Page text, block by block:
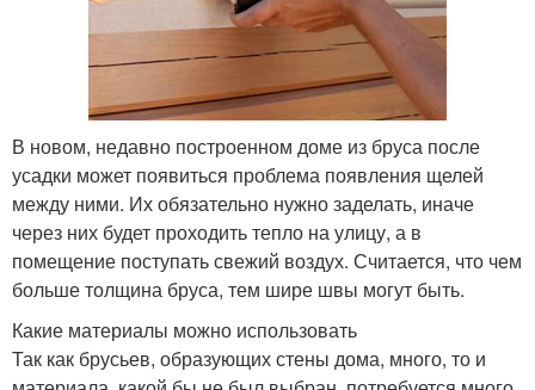
В новом, недавно построенном доме из бруса после
усадки может появиться проблема появления щелей
между ними. Их обязательно нужно заделать, иначе
через них будет проходить тепло на улицу, а в
помещение поступать свежий воздух. Считается, что чем
больше толщина бруса, тем шире швы могут быть.
Какие материалы можно использовать
Так как брусьев, образующих стены дома, много, то и